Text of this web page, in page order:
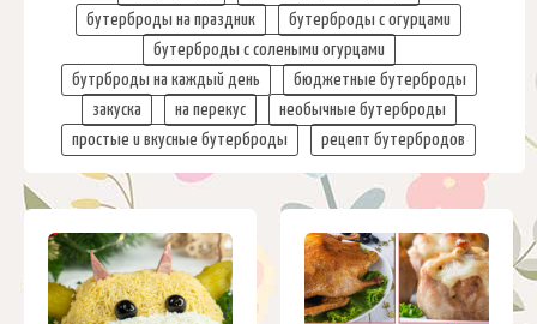
бутерброды на праздник
бутерброды с огурцами
бутерброды с солеными огурцами
бутрброды на каждый день
бюджетные бутерброды
закуска
на перекус
необычные бутерброды
простые и вкусные бутерброды
рецепт бутербродов